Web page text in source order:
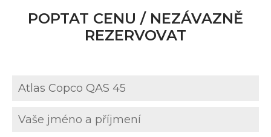
POPTAT CENU / NEZÁVAZNĚ
REZERVOVAT